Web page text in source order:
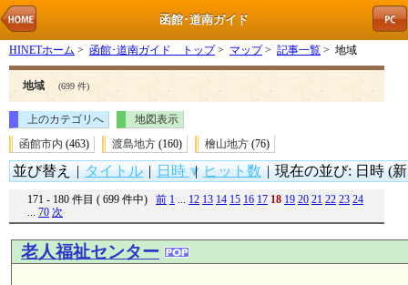
函館･道南ガイド
HINETホーム > 函館･道南ガイド トップ> マップ> 記事一覧 > 地域
地域 (699 件)
上のカテゴリへ
地図表示
函館市内 (463) 渡島地方 (160) 檜山地方 (76)
並び替え | タイトル | 日時 | ヒット数 | 現在の並び: 日時 (
171 - 180 件目 ( 699 件中) 前 1 ... 12 13 14 15 16 17 18 19 20 21 22 23 24
... 70 次
老人福祉センター